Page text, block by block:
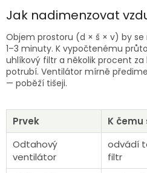
a
í
p
r
v
v
ý
p
i
s
u
v
á
n
í
Jak nadimenzovat
Objem prostoru (d × š × v) by
1–3 minuty. K vypočtenému
uhlíkový filtr a několik procent
potrubí. Ventilátor mírně
— poběží tišeji.
Prvek
K čemu
Odtahový
ventilátor
odvádí
filtr